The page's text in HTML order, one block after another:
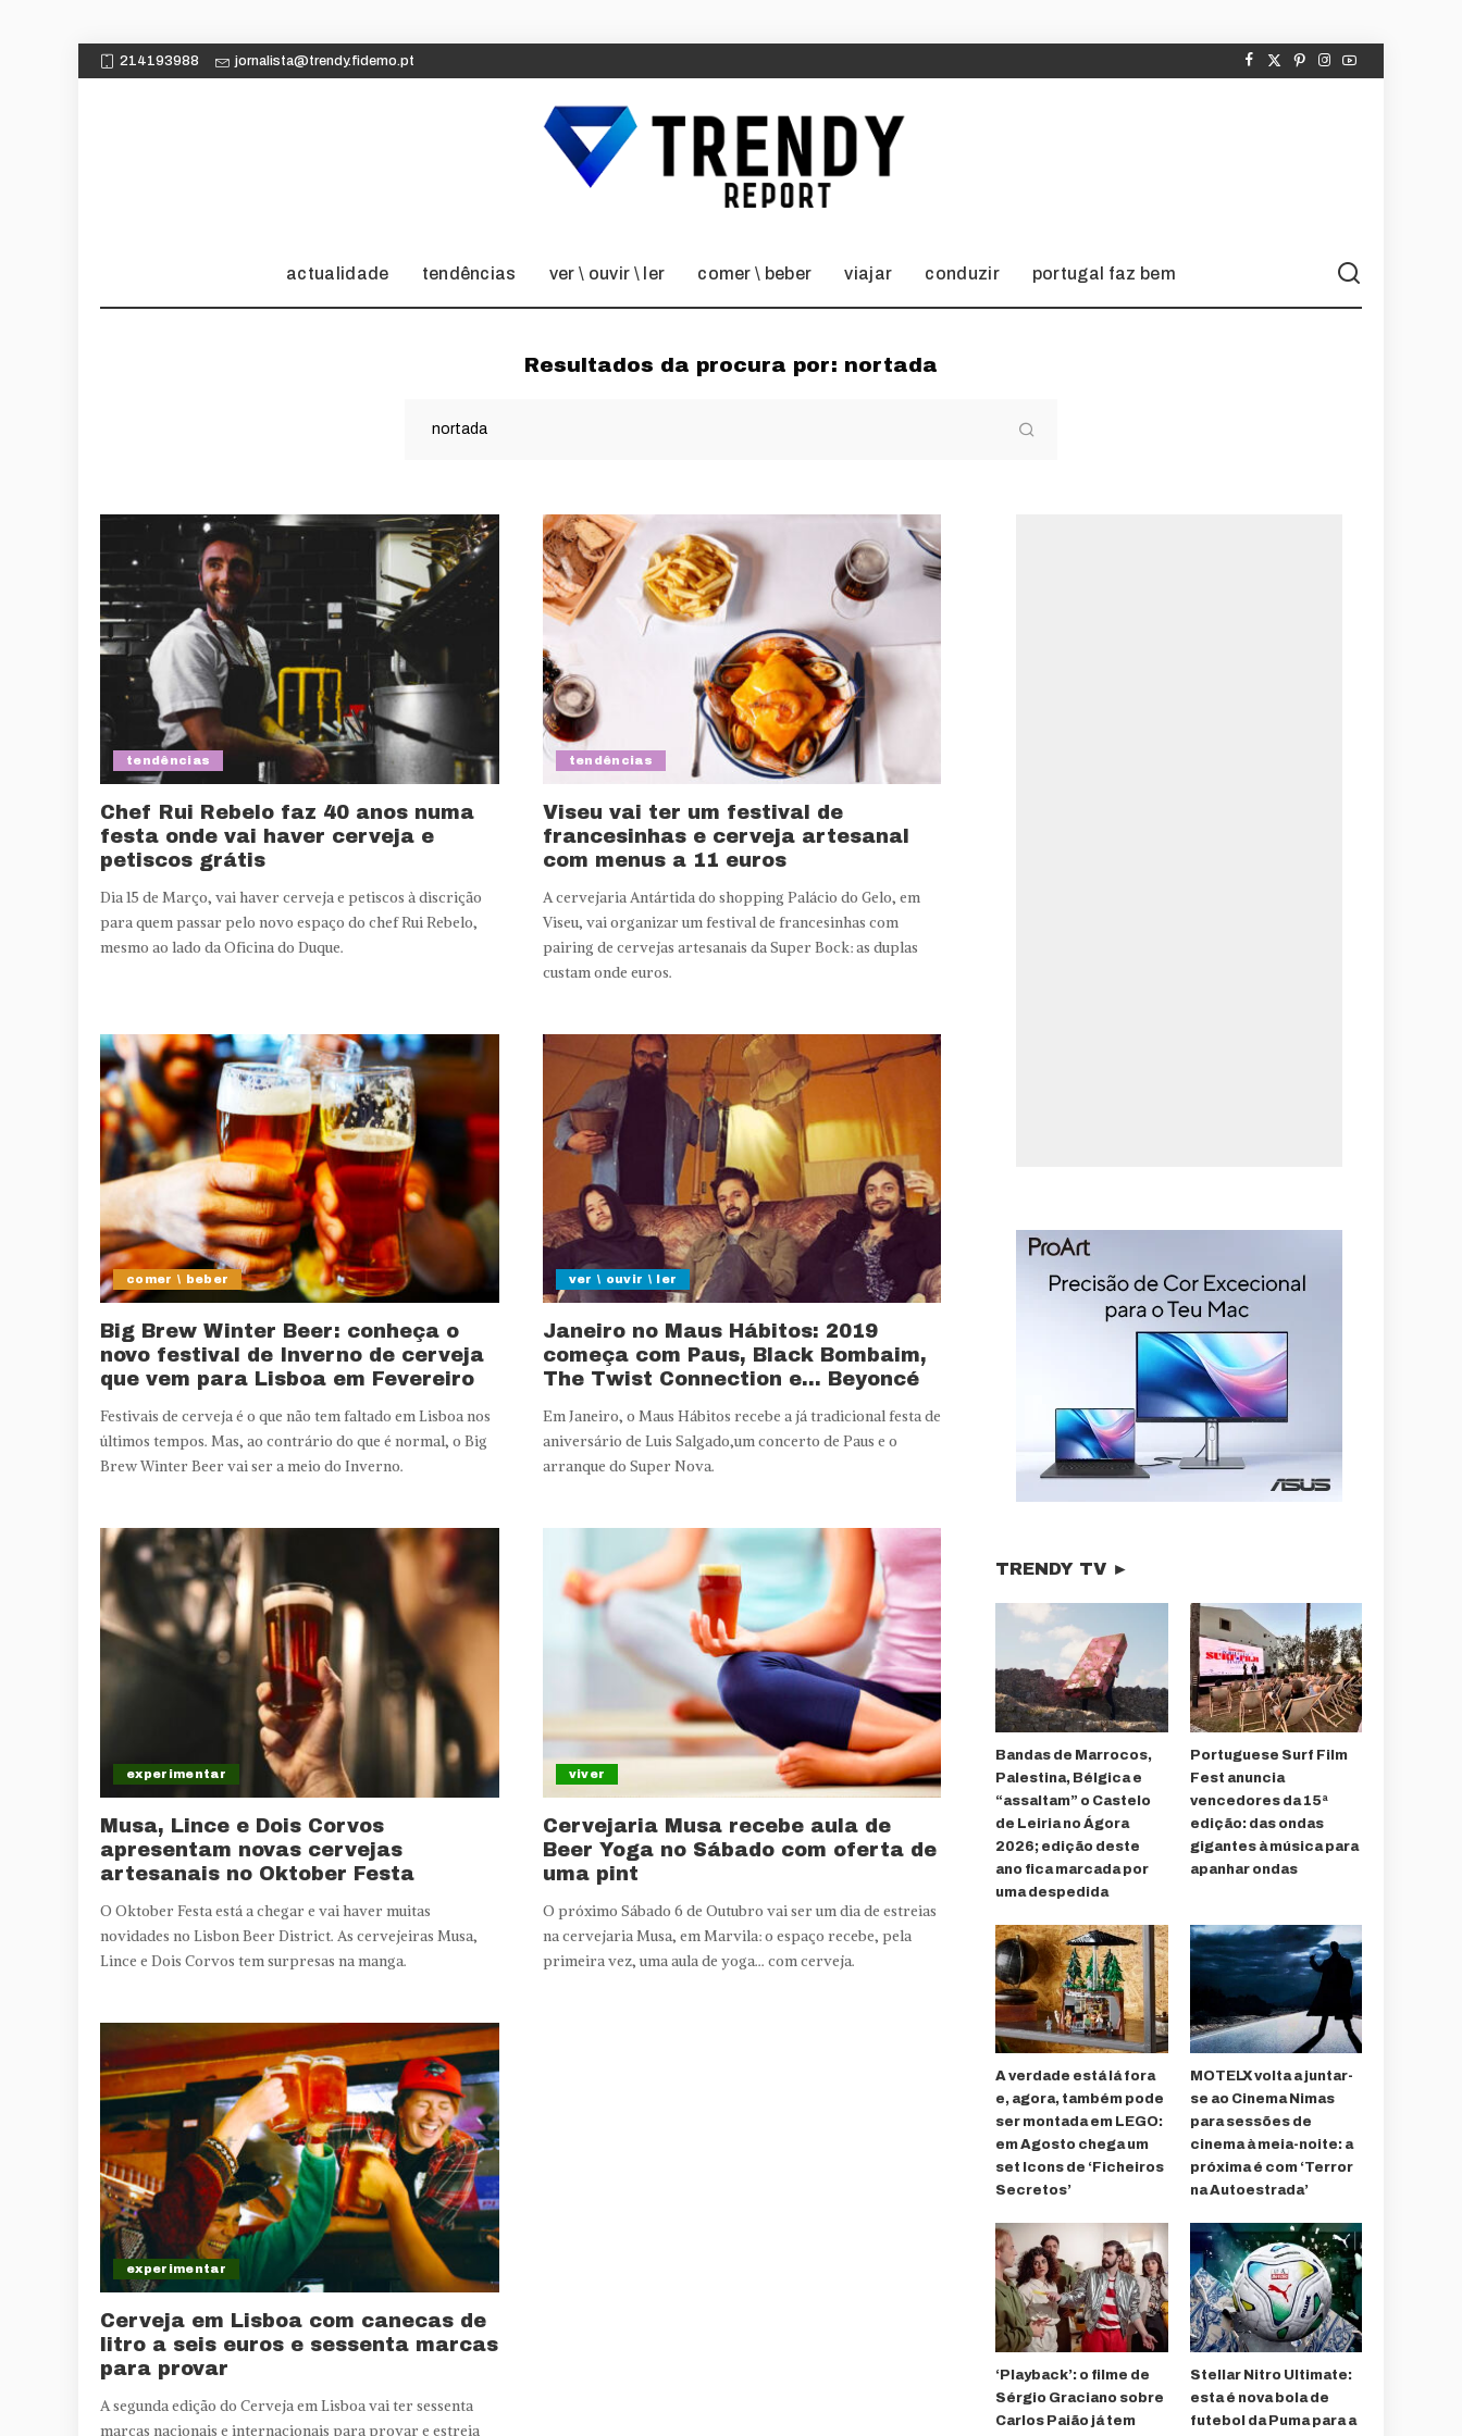
214193988 jornalista@trendy.fidemo.pt
actualidade tendências ver \ ouvir \ ler comer \ beber viajar conduzir portugal faz bem
Resultados da procura por: nortada
tendências
Chef Rui Rebelo faz 40 anos numa
festa onde vai haver cerveja e
petiscos grátis
Dia 15 de Março, vai haver cerveja e petiscos à discrição
para quem passar pelo novo espaço do chef Rui Rebelo,
mesmo ao lado da Oficina do Duque.
tendências
Viseu vai ter um festival de
francesinhas e cerveja artesanal
com menus a 11 euros
A cervejaria Antártida do shopping Palácio do Gelo, em
Viseu, vai organizar um festival de francesinhas com
pairing de cervejas artesanais da Super Bock: as duplas
custam onde euros.
comer \ beber
Big Brew Winter Beer: conheça o
novo festival de Inverno de cerveja
que vem para Lisboa em Fevereiro
Festivais de cerveja é o que não tem faltado em Lisboa nos
últimos tempos. Mas, ao contrário do que é normal, o Big
Brew Winter Beer vai ser a meio do Inverno.
ver \ ouvir \ ler
Janeiro no Maus Hábitos: 2019
começa com Paus, Black Bombaim,
The Twist Connection e… Beyoncé
Em Janeiro, o Maus Hábitos recebe a já tradicional festa de
aniversário de Luis Salgado,um concerto de Paus e o
arranque do Super Nova.
experimentar
Musa, Lince e Dois Corvos
apresentam novas cervejas
artesanais no Oktober Festa
O Oktober Festa está a chegar e vai haver muitas
novidades no Lisbon Beer District. As cervejeiras Musa,
Lince e Dois Corvos tem surpresas na manga.
viver
Cervejaria Musa recebe aula de
Beer Yoga no Sábado com oferta de
uma pint
O próximo Sábado 6 de Outubro vai ser um dia de estreias
na cervejaria Musa, em Marvila: o espaço recebe, pela
primeira vez, uma aula de yoga... com cerveja.
experimentar
Cerveja em Lisboa com canecas de
litro a seis euros e sessenta marcas
para provar
A segunda edição do Cerveja em Lisboa vai ter sessenta
marcas nacionais e internacionais para provar e estreia
TRENDY TV ►
Bandas de Marrocos,
Palestina, Bélgica e
“assaltam” o Castelo
de Leiria no Ágora
2026; edição deste
ano fica marcada por
uma despedida
Portuguese Surf Film
Fest anuncia
vencedores da 15ª
edição: das ondas
gigantes à música para
apanhar ondas
A verdade está lá fora
e, agora, também pode
ser montada em LEGO:
em Agosto chega um
set Icons de ‘Ficheiros
Secretos’
MOTELX volta a juntar-
se ao Cinema Nimas
para sessões de
cinema à meia-noite: a
próxima é com ‘Terror
na Autoestrada’
‘Playback’: o filme de
Sérgio Graciano sobre
Carlos Paião já tem
Stellar Nitro Ultimate:
esta é nova bola de
futebol da Puma para a